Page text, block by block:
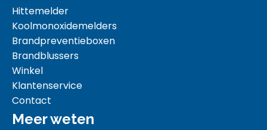
Hittemelder
Koolmonoxidemelders
Brandpreventieboxen
Brandblussers
Winkel
Klantenservice
Contact
Meer weten